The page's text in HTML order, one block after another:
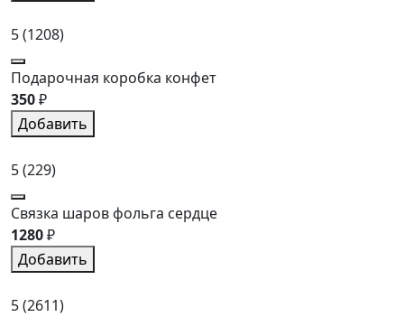
5(1208)
Подарочная коробка конфет
350₽
Добавить
5(229)
Связка шаров фольга сердце
1280₽
Добавить
5(2611)